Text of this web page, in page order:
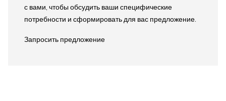
с вами, чтобы обсудить ваши специфические
потребности и сформировать для вас предложение.
Запросить предложение